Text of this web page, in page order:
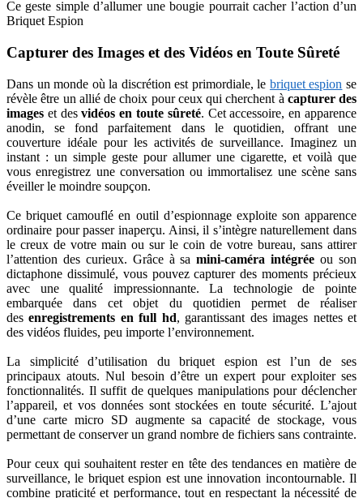
Ce geste simple d’allumer une bougie pourrait cacher l’action d’un
Briquet Espion
Capturer des Images et des Vidéos en Toute Sûreté
Dans un monde où la discrétion est primordiale, le briquet espion se
révèle être un allié de choix pour ceux qui cherchent à capturer des
images et desvidéos en toute sûreté. Cet accessoire, en apparence
anodin, se fond parfaitement dans le quotidien, offrant une
couverture idéale pour les activités de surveillance. Imaginez un
instant : un simple geste pour allumer une cigarette, et voilà que
vous enregistrez une conversation ou immortalisez une scène sans
éveiller le moindre soupçon.
Ce briquet camouflé en outil d’espionnage exploite son apparence
ordinaire pour passer inaperçu. Ainsi, il s’intègre naturellement dans
le creux de votre main ou sur le coin de votre bureau, sans attirer
l’attention des curieux. Grâce à samini-caméra intégrée ou son
dictaphone dissimulé, vous pouvez capturer des moments précieux
avec une qualité impressionnante. La technologie de pointe
embarquée dans cet objet du quotidien permet de réaliser
desenregistrements en full hd, garantissant des images nettes et
des vidéos fluides, peu importe l’environnement.
La simplicité d’utilisation du briquet espion est l’un de ses
principaux atouts. Nul besoin d’être un expert pour exploiter ses
fonctionnalités. Il suffit de quelques manipulations pour déclencher
l’appareil, et vos données sont stockées en toute sécurité. L’ajout
d’une carte micro SD augmente sa capacité de stockage, vous
permettant de conserver un grand nombre de fichiers sans contrainte.
Pour ceux qui souhaitent rester en tête des tendances en matière de
surveillance, le briquet espion est une innovation incontournable. Il
combine praticité et performance, tout en respectant la nécessité de